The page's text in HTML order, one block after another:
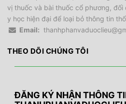
vị thuốc và bài thuốc cổ phương, đối
y học hiện đại để loại bỏ thông tin
Email:
THEO DÕI CHÚNG TÔI
ĐĂNG KÝ NHẬN THÔNG